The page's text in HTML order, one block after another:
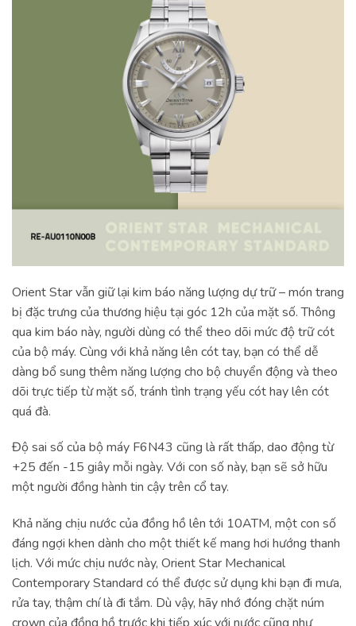
Orient Star vẫn giữ lại kim báo năng lượng dự trữ – món trang
bị đặc trưng của thương hiệu tại góc 12h của mặt số. Thông
qua kim báo này, người dùng có thể theo dõi mức độ trữ cót
của bộ máy. Cùng với khả năng lên cót tay, bạn có thể dễ
dàng bổ sung thêm năng lượng cho bộ chuyển động và theo
dõi trực tiếp từ mặt số, tránh tình trạng yếu cót hay lên cót
quá đà.
Độ sai số của bộ máy F6N43 cũng là rất thấp, dao động từ
+25 đến -15 giây mỗi ngày. Với con số này, bạn sẽ sở hữu
một người đồng hành tin cậy trên cổ tay.
Khả năng chịu nước của đồng hồ lên tới 10ATM, một con số
đáng ngợi khen dành cho một thiết kế mang hơi hướng thanh
lịch. Với mức chịu nước này, Orient Star Mechanical
Contemporary Standard có thể được sử dụng khi bạn đi mưa,
rửa tay, thậm chí là đi tắm. Dù vậy, hãy nhớ đóng chặt núm